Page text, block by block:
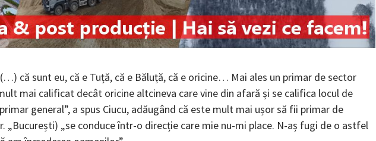
că sunt eu, că e Tuță, că e Băluță, că e oricine… Mai ales un primar de sector
mai calificat decât oricine altcineva care vine din afară și se califica locul de
general”, a spus Ciucu, adăugând că este mult mai ușor să fii primar de
„București) „se conduce într-o direcție care mie nu-mi place. N-aș fugi de o astfel